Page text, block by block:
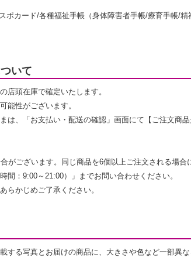
カード/各種福祉手帳（身体障害者手帳/療育手帳/
いて
店頭在庫で確定いたします。
能性がございます。
、「お支払い・配送の確認」画面にて【ご注文商
がございます。同じ商品を6個以上ご注文される場
間：9:00～21:00）」までお問い合わせください。
らかじめご了承ください。
る写真とお届けの商品に、大きさや色など一部異な